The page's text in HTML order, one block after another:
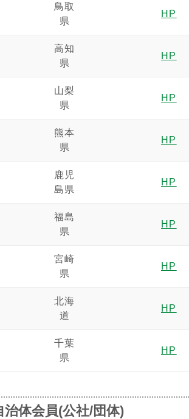
鳥取
県
HP
高知
県
HP
山梨
県
HP
熊本
県
HP
鹿児
島県
HP
福島
県
HP
宮崎
県
HP
北海
道
HP
千葉
県
HP
治体会員(公社/団体)